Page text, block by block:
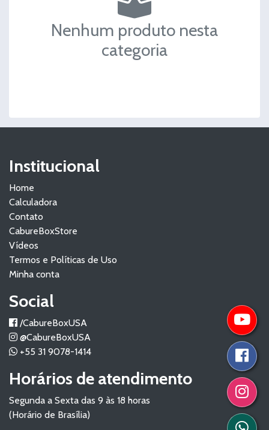
Nenhum produto nesta
categoria
Institucional
Home
Calculadora
Contato
CabureBoxStore
Vídeos
Termos e Políticas de Uso
Minha conta
Social
/CabureBoxUSA
@CabureBoxUSA
+55 31 9078-1414
Horários de atendimento
Segunda a Sexta das 9 às 18 horas
(Horário de Brasília)